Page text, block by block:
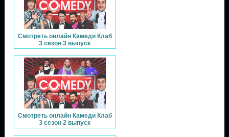
Смотреть онлайн Камеди Клаб
3 сезон 3 выпуск
Смотреть онлайн Камеди Клаб
3 сезон 2 выпуск